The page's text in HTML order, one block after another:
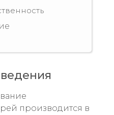
производится в